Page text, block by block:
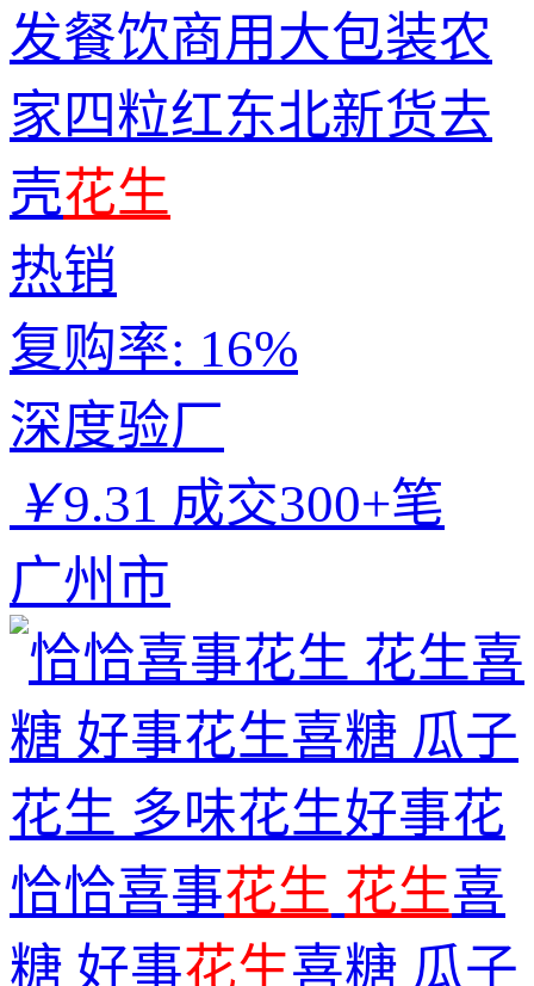
发餐饮商用大包装农
家四粒红东北新货去
壳花生
热销
复购率: 16%
深度验厂
￥9.31 成交300+笔
广州市
恰恰喜事花生 花生喜
糖 好事花生喜糖 瓜子